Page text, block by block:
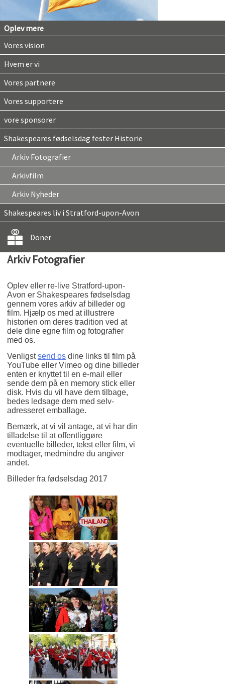
Oplev mere
Vores vision
Hvem er vi
Vores partnere
Vores supportere
vore sponsorer
Shakespeares fødselsdag fester Historie
Arkiv Fotografier
Arkivfilm
Arkiv Nyheder
Shakespeares liv i Stratford-upon-Avon
Doner
Arkiv Fotografier
Oplev eller re-live Stratford-upon-
Avon er Shakespeares fødselsdag
gennem vores arkiv af billeder og
film. Hjælp os med at illustrere
historien om deres tradition ved at
dele dine egne film og fotografier
med os.
Venligstsend os dine links til film på
YouTube eller Vimeo og dine billeder
enten er knyttet til en e-mail eller
sende dem på en memory stick eller
disk. Hvis du vil have dem tilbage,
bedes ledsage dem med selv-
adresseret emballage.
Bemærk, at vi vil antage, at vi har din
tilladelse til at offentliggøre
eventuelle billeder, tekst eller film, vi
modtager, medmindre du angiver
andet.
Billeder fra fødselsdag 2017